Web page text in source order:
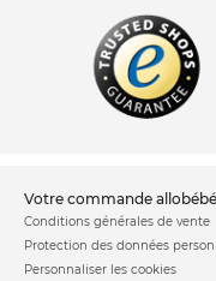
votre commande allobébé
Conditions générales de vente
Protection des données
Personnaliser les cookies